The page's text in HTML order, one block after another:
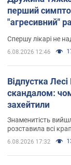
перший
"агресивний"
Спершу лікарі не
6.08.2026 12:46
Відпустка
скандалом:
захейтили
Знаменитість
розставила всі
6.08.2026 17:32